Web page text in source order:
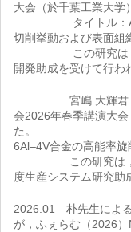
大会（於千葉工業大学
タイトル：
切削挙動および表面組
この研究は，公
開発助成を受けて行わ
宮嶋 大輝君（M2
会2026年春季講演大
た。 タイト
6Al–4V合金の高能率
この研究は，公益
度生産システム研究助
2026.01 朴先生による
が，ふぇらむ（2026）